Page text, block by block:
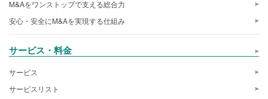
M&Aをワンストップで支える総合力
安心・安全にM&Aを実現する仕組み
サービス・料金
サービス
サービスリスト